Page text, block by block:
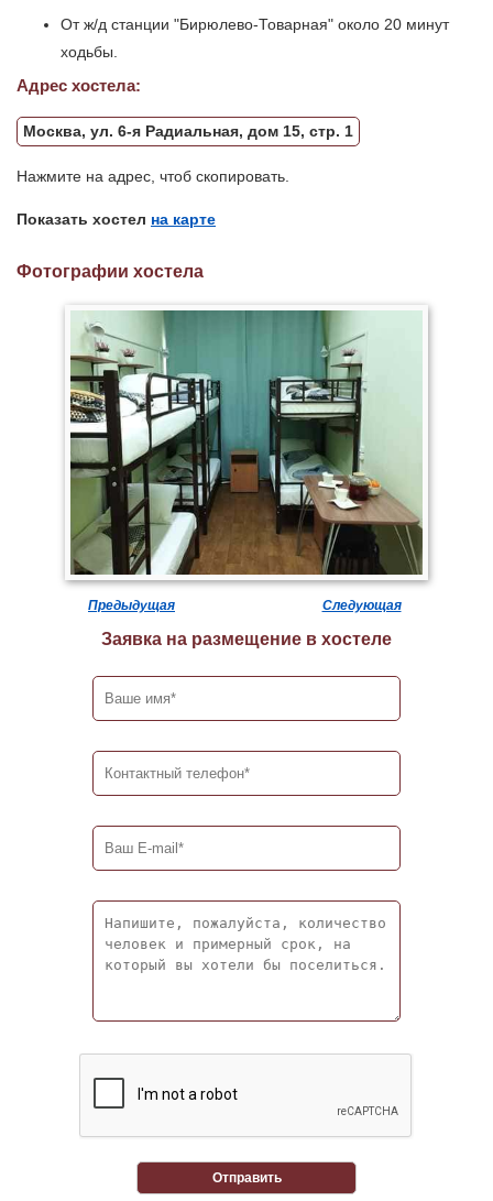
От ж/д станции "Бирюлево-Товарная" около 20 минут
ходьбы.
Адрес хостела:
Москва, ул. 6-я Радиальная, дом 15, стр. 1
Нажмите на адрес, чтоб скопировать.
Показать хостел на карте
Фотографии хостела
Предыдущая Следующая
Заявка на размещение в хостеле
Отправить